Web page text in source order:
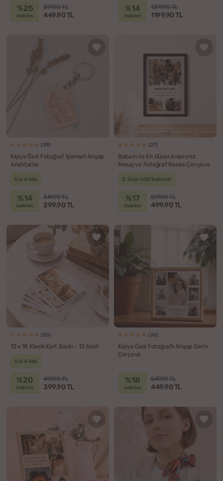
%25
indirim
599.90 TL
449.90 TL
%14
indirim
1399.90 TL
1199.90 TL
(39)
Kişiye Özel Fotoğraf İşlemeli Ahşap
Anahtarlık
5 al 4 öde
%14
indirim
349.90 TL
299.90 TL
(27)
Babam ile En Güzel Anlarımız
Mesaj ve Fotoğraf Baskılı Çerçeve
2. Ürün %30 İndirimli
%17
indirim
599.90 TL
499.90 TL
(20)
13 x 18 Klasik Kart Baskı - 12 Adet
5 al 4 öde
%20
indirim
499.90 TL
399.90 TL
(26)
Kişiye Özel Fotoğraflı Ahşap Derin
Çerçeve
%18
indirim
549.90 TL
449.90 TL